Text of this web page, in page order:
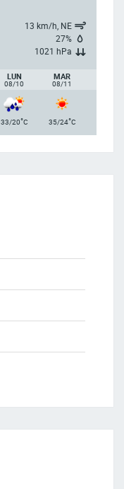
13 km/h, NE
27%
1021 hPa
LUN
08/10
MAR
08/11
33/20°C 35/24°C